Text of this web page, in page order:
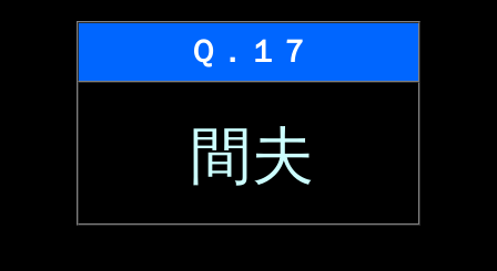
Ｑ．１７
間夫